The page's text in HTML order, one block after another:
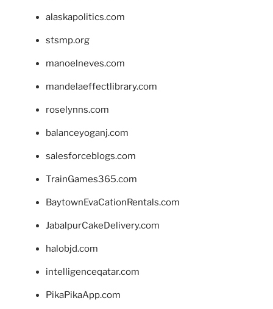
alaskapolitics.com
stsmp.org
manoelneves.com
mandelaeffectlibrary.com
roselynns.com
balanceyoganj.com
salesforceblogs.com
TrainGames365.com
BaytownEvaCationRentals.com
JabalpurCakeDelivery.com
halobjd.com
intelligenceqatar.com
PikaPikaApp.com